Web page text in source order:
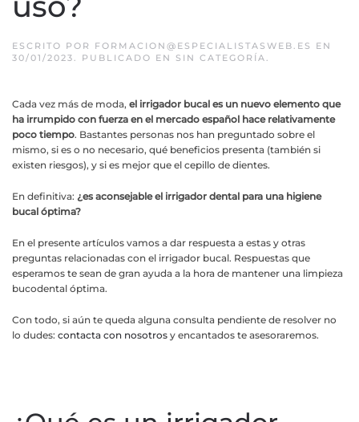
ESCRITO POR FORMACION@ESPECIALISTASWEB.ES
EN
30/01/2023. PUBLICADO EN SIN CATEGORÍA.
Cada vez más de moda, el irrigador bucal es un nuevo elemento que
ha irrumpido con fuerza en el mercado español hace relativamente
poco tiempo. Bastantes personas nos han preguntado sobre el
mismo, si es o no necesario, qué beneficios presenta (también si
existen riesgos), y si es mejor que el cepillo de dientes.
En definitiva: ¿es aconsejable el irrigador dental para una higiene
bucal óptima?
En el presente artículos vamos a dar respuesta a estas y otras
preguntas relacionadas con el irrigador bucal. Respuestas que
esperamos te sean de gran ayuda a la hora de mantener una limpieza
bucodental óptima.
Con todo, si aún te queda alguna consulta pendiente de resolver no
lo dudes: contacta con nosotros y encantados te asesoraremos.